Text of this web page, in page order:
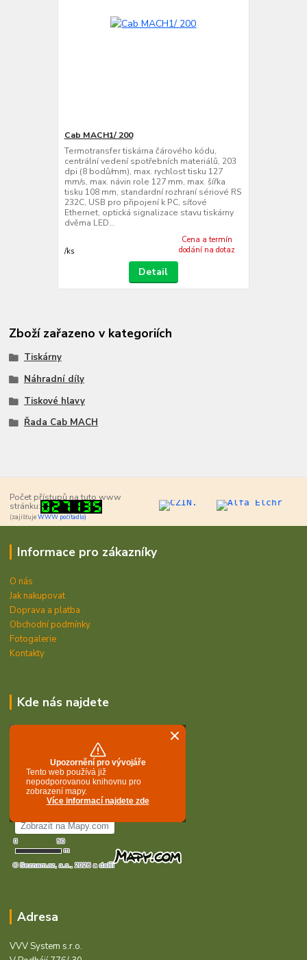
Cab MACH1/ 200
Termotransfer tiskárna čárového kódu,
centrální vedení spotřebních materiálů, 203
dpi (8 bodů/mm), max. rychlost tisku 127
mm/s, max. návin role 127 mm, max. šířka
tisku 108 mm, standardní rozhraní sériové RS
232C, USB pro připojení k PC, síťové
Ethernet, optická signalizace stavu tiskárny
dvěma LED...
/ks
Cena a termín
dodání na dotaz
Detail
Zboží zařazeno v kategoriích
Tiskárny
Náhradní díly
Tiskové hlavy
Řada Cab MACH
Počet přístupů na tuto www
stránku:
(zajišťujeWWW počítadlo)
Informace pro zákazníky
O nás
Jak nakupovat
Doprava a platba
Obchodní podmínky
Fotogalerie
Kontakty
Kde nás najdete
Adresa
VVV System s.r.o.